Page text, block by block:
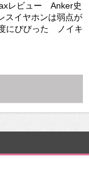
レビュー Anker史
スイヤホンは弱点が
にびびった ノイキ